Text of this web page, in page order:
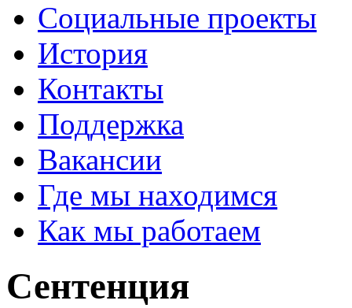
Социальные проекты
История
Контакты
Поддержка
Вакансии
Где мы находимся
Как мы работаем
Сентенция